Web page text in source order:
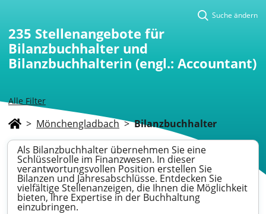
Alle Filter
Suche ändern
235 Stellenangebote für
Bilanzbuchhalter und
Bilanzbuchhalterin (engl.: Accountant)
> Mönchengladbach > Bilanzbuchhalter
Als Bilanzbuchhalter übernehmen Sie eine
Schlüsselrolle im Finanzwesen. In dieser
verantwortungsvollen Position erstellen Sie
Bilanzen und Jahresabschlüsse. Entdecken Sie
vielfältige Stellenanzeigen, die Ihnen die Möglichkeit
bieten, Ihre Expertise in der Buchhaltung
einzubringen.